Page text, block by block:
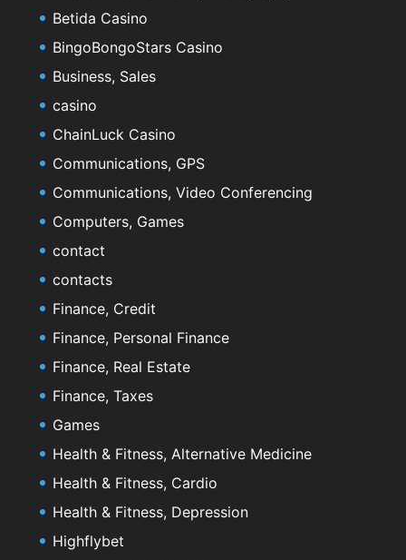
Betida Casino
BingoBongoStars Casino
Business, Sales
casino
ChainLuck Casino
Communications, GPS
Communications, Video Conferencing
Computers, Games
contact
contacts
Finance, Credit
Finance, Personal Finance
Finance, Real Estate
Finance, Taxes
Games
Health & Fitness, Alternative Medicine
Health & Fitness, Cardio
Health & Fitness, Depression
Highflybet